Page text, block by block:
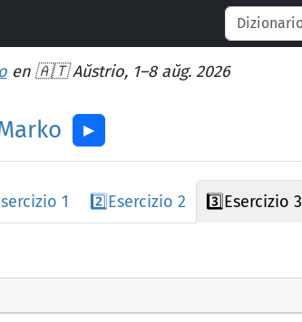
en 🇦🇹 Aŭstrio, 1–8 aŭg. 2026
▶︎
1 2️⃣Esercizio 2 3️⃣Esercizio 3